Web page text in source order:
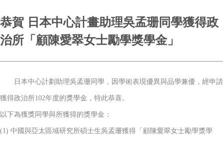
恭賀 日本中心計畫助理吳孟珊同學獲得政
治所「顧陳愛翠女士勵學獎學金」
日本中心計劃助理吳孟珊同學，因學術表現優異與品學兼優，經申請
獲得政治所102年度的獎學金，特此恭喜。
以下為獲獎同學與所獲得的獎學金：
(1) 中國與亞太區域研究所碩士生吳孟珊獲得「顧陳愛翠女士勵學獎學